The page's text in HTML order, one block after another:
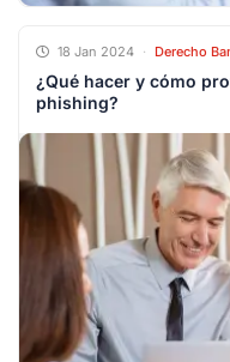
18 Jan 2024 · Derecho
¿Qué hacer y cómo
phishing?